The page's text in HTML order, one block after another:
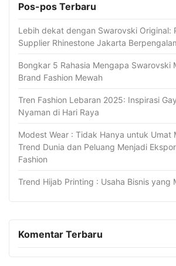
Pos-pos Terbaru
Lebih dekat dengan Swarovski Original:
Supplier Rhinestone Jakarta
Bongkar 5 Rahasia Mengapa Swarovski
Brand Fashion Mewah
Tren Fashion Lebaran 2025: Inspirasi
Nyaman di Hari Raya
Modest Wear : Tidak Hanya untuk Umat
Trend Dunia dan Peluang Menjadi
Fashion
Trend Hijab Printing : Usaha Bisnis yang
Komentar Terbaru